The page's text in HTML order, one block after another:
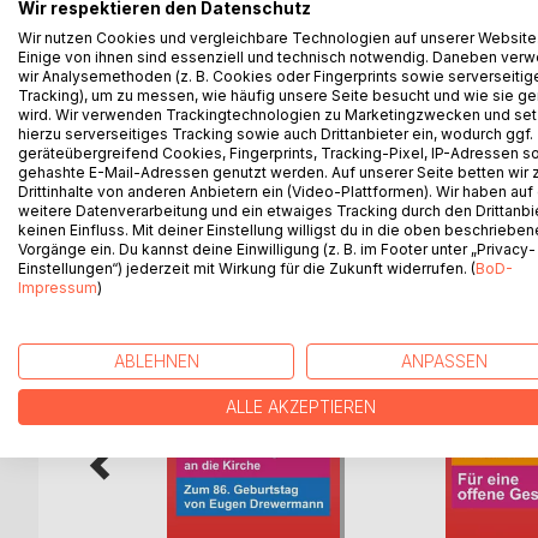
Wir sollten Ausschau halten nach den
sie es wissen, denen aber das Licht verdeckt ist
ziehen Menschen ins Gottesreich auf Straßen,
begegnen, sollten sie an uns merken können,
kürzeren sind.
Herausgeber: Hans-Jürgen Sträter, Adlerstein
WEITERE TITEL BEI
Wir respektieren den Datenschutz
Wir nutzen Cookies und vergleichbare Technologien auf unserer
Einige von ihnen sind essenziell und technisch notwendig. Daneben
wir Analysemethoden (z. B. Cookies oder Fingerprints sowie
Tracking), um zu messen, wie häufig unsere Seite besucht und wie sie
wird. Wir verwenden Trackingtechnologien zu Marketingzwecken und
hierzu serverseitiges Tracking sowie auch Drittanbieter ein, wodurch ggf.
geräteübergreifend Cookies, Fingerprints, Tracking-Pixel, IP-Adressen
gehashte E-Mail-Adressen genutzt werden. Auf unserer Seite betten wir
Drittinhalte von anderen Anbietern ein (Video-Plattformen). Wir haben auf
weitere Datenverarbeitung und ein etwaiges Tracking durch den
keinen Einfluss. Mit deiner Einstellung willigst du in die oben
Vorgänge ein. Du kannst deine Einwilligung (z. B. im Footer unter „Privacy-
Einstellungen“) jederzeit mit Wirkung für die Zukunft widerrufen. (BoD-
Impressum)
ABLEHNEN ANPASSEN
ALLE AKZEPTIEREN